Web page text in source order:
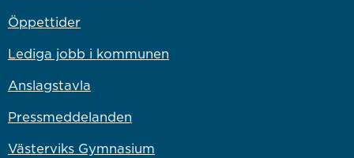
Öppettider
Lediga jobb i kommunen
Anslagstavla
Pressmeddelanden
Västerviks Gymnasium